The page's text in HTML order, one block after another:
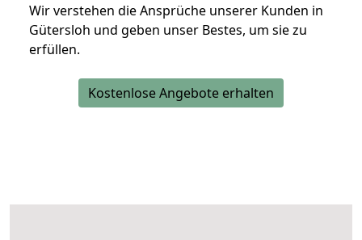
Wir verstehen die Ansprüche unserer Kunden in
Gütersloh und geben unser Bestes, um sie zu
erfüllen.
Kostenlose Angebote erhalten